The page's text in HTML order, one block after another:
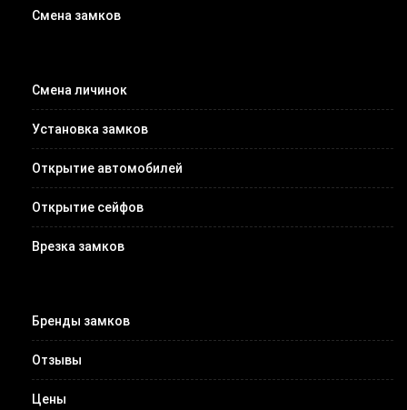
Смена замков
Смена личинок
Установка замков
Открытие автомобилей
Открытие сейфов
Врезка замков
Бренды замков
Отзывы
Цены